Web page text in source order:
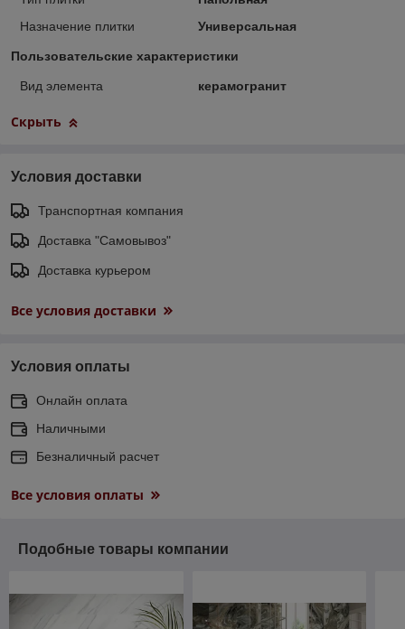
Назначение плитки
Универсальная
Пользовательские характеристики
Вид элемента керамогранит
Скрыть
Условия доставки
Транспортная компания
Доставка "Самовывоз"
Доставка курьером
Все условия доставки
Условия оплаты
Онлайн оплата
Наличными
Безналичный расчет
Все условия оплаты
Подобные товары компании